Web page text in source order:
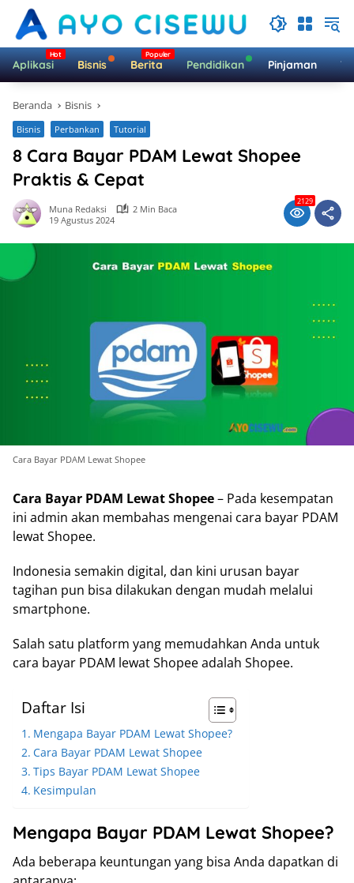
Langsung
konten
Aplikasi Bisnis Berita Pendidikan Pinjaman
Beranda Bisnis
Bisnis Perbankan Tutorial
8 Cara Bayar PDAM Lewat Shopee
Praktis & Cepat
Muna Redaksi
2 Min Baca
19 Agustus 2024
2129
Cara Bayar PDAM Lewat Shopee
Cara Bayar PDAM Lewat Shopee– Pada kesempatan
ini admin akan membahas mengenai cara bayar PDAM
lewat Shopee.
Indonesia semakin digital, dan kini urusan bayar
tagihan pun bisa dilakukan dengan mudah melalui
smartphone.
Salah satu platform yang memudahkan Anda untuk
cara bayar PDAM lewat Shopee adalah Shopee.
Daftar Isi
Mengapa Bayar PDAM Lewat Shopee?
Cara Bayar PDAM Lewat Shopee
Tips Bayar PDAM Lewat Shopee
Kesimpulan
Mengapa Bayar PDAM Lewat Shopee?
Ada beberapa keuntungan yang bisa Anda dapatkan di